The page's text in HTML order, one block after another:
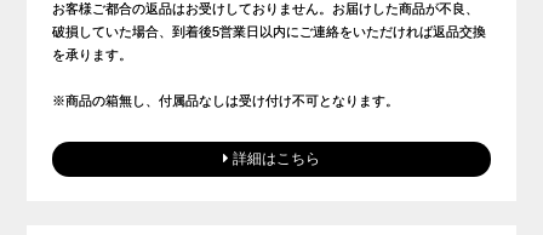
お客様ご都合の返品はお受けしておりません。お届けした商品が不良、
破損していた場合、到着後5営業日以内にご連絡をいただければ返品交換
を承ります。
※商品の箱無し、付属品なしは受け付け不可となります。
詳細はこちら